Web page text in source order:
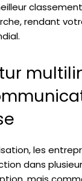
rendant
les
dans